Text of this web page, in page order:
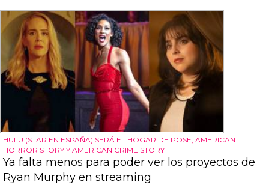
HULU (STAR EN ESPAÑA) SERÁ EL HOGAR DE POSE, AMERICAN
HORROR STORY Y AMERICAN CRIME STORY
Ya falta menos para poder ver los proyectos de
Ryan Murphy en streaming